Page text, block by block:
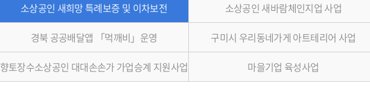
소상공인 새희망 특례보증 및 이차보전 소상공인 새바람체인지업 사업
경북 공공배달앱 「먹깨비」운영 구미시 우리동네가게 아트테리어 사업
향토장수소상공인 대대손손가 가업승계 지원사업 마을기업 육성사업